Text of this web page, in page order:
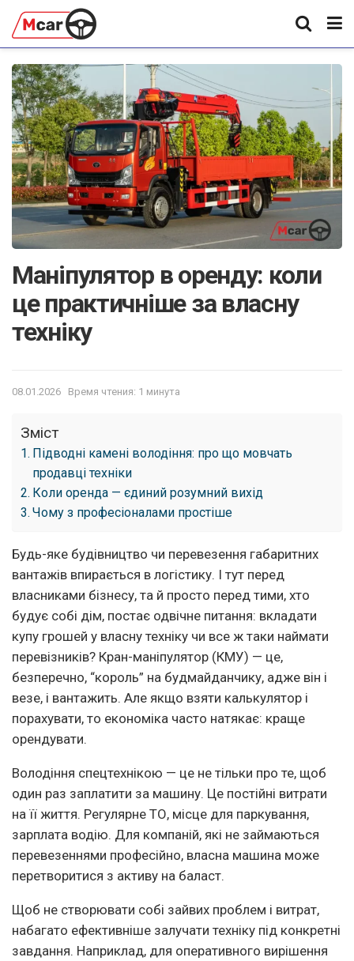
Маніпулятор в оренду: коли
це практичніше за власну
техніку
08.01.2026 Время чтения: 1 минута
Зміст
Підводні камені володіння: про що мовчать
продавці техніки
Коли оренда — єдиний розумний вихід
Чому з професіоналами простіше
Будь-яке будівництво чи перевезення габаритних
вантажів впирається в логістику. І тут перед
власниками бізнесу, та й просто перед тими, хто
будує собі дім, постає одвічне питання: вкладати
купу грошей у власну техніку чи все ж таки наймати
перевізників? Кран-маніпулятор (КМУ) — це,
безперечно, “король” на будмайданчику, адже він і
везе, і вантажить. Але якщо взяти калькулятор і
порахувати, то економіка часто натякає: краще
орендувати.
Володіння спецтехнікою — це не тільки про те, щоб
один раз заплатити за машину. Це постійні витрати
на її життя. Регулярне ТО, місце для паркування,
зарплата водію. Для компаній, які не займаються
перевезеннями професійно, власна машина може
перетворитися з активу на баласт.
Щоб не створювати собі зайвих проблем і витрат,
набагато ефективніше залучати техніку під конкретні
завдання. Наприклад, для оперативного вирішення